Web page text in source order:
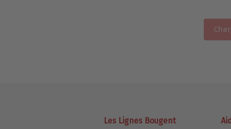
Les Lignes Bougent